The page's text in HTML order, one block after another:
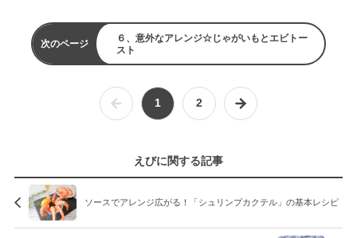
次のページ
６、意外なアレンジ☆じゃがいもとエビトー
スト
1 2
えびに関する記事
ソースでアレンジ広がる！「シュリンプカクテル」の基本レシピ